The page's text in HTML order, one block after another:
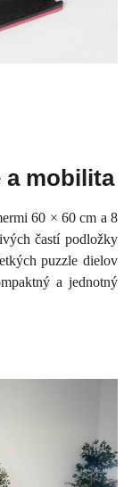
a mobilita
60 × 60 cm a 8
častí podložky
puzzle dielov
a jednotný